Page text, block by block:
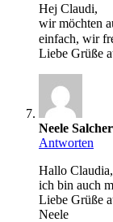
Hej Claudi,
wir möchten
einfach, wir
Liebe Grüße
Neele Salcher
Antworten
Hallo Claudia,
ich bin auch
Liebe Grüße
Neele